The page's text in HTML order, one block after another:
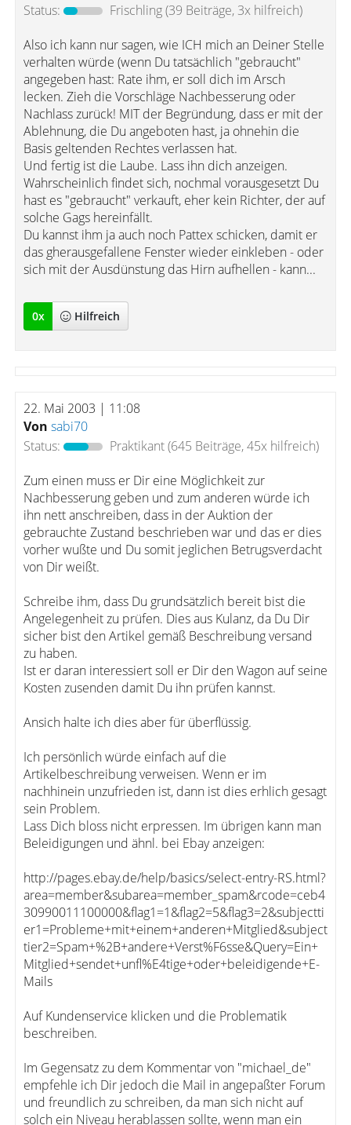
Status:
Frischling(39 Beiträge, 3x hilfreich)
Also ich kann nur sagen, wie ICH mich an Deiner Stelle
verhalten würde (wenn Du tatsächlich "gebraucht"
angegeben hast: Rate ihm, er soll dich im Arsch
lecken. Zieh die Vorschläge Nachbesserung oder
Nachlass zurück! MIT der Begründung, dass er mit der
Ablehnung, die Du angeboten hast, ja ohnehin die
Basis geltenden Rechtes verlassen hat.
Und fertig ist die Laube. Lass ihn dich anzeigen.
Wahrscheinlich findet sich, nochmal vorausgesetzt Du
hast es "gebraucht" verkauft, eher kein Richter, der auf
solche Gags hereinfällt.
Du kannst ihm ja auch noch Pattex schicken, damit er
das gherausgefallene Fenster wieder einkleben - oder
sich mit der Ausdünstung das Hirn aufhellen - kann...
0x Hilfreich
22. Mai 2003 | 11:08
Von sabi70
Status:
Praktikant(645 Beiträge, 45x hilfreich)
Zum einen muss er Dir eine Möglichkeit zur
Nachbesserung geben und zum anderen würde ich
ihn nett anschreiben, dass in der Auktion der
gebrauchte Zustand beschrieben war und das er dies
vorher wußte und Du somit jeglichen Betrugsverdacht
von Dir weißt.
Schreibe ihm, dass Du grundsätzlich bereit bist die
Angelegenheit zu prüfen. Dies aus Kulanz, da Du Dir
sicher bist den Artikel gemäß Beschreibung versand
zu haben.
Ist er daran interessiert soll er Dir den Wagon auf seine
Kosten zusenden damit Du ihn prüfen kannst.
Ansich halte ich dies aber für überflüssig.
Ich persönlich würde einfach auf die
Artikelbeschreibung verweisen. Wenn er im
nachhinein unzufrieden ist, dann ist dies erhlich gesagt
sein Problem.
Lass Dich bloss nicht erpressen. Im übrigen kann man
Beleidigungen und ähnl. bei Ebay anzeigen:
http://pages.ebay.de/help/basics/select-entry-RS.html?
area=member&subarea=member_spam&rcode=ceb4
30990011100000&flag1=1&flag2=5&flag3=2&subjectti
er1=Probleme+mit+einem+anderen+Mitglied&subject
tier2=Spam+%2B+andere+Verst%F6sse&Query=Ein+
Mitglied+sendet+unfl%E4tige+oder+beleidigende+E-
Mails
Auf Kundenservice klicken und die Problematik
beschreiben.
Im Gegensatz zu dem Kommentar von "michael_de"
empfehle ich Dir jedoch die Mail in angepaßter Forum
und freundlich zu schreiben, da man sich nicht auf
solch ein Niveau herablassen sollte, wenn man ein